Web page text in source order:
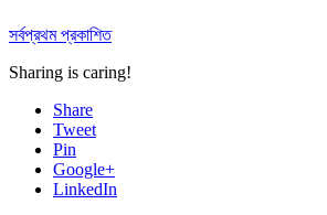
সর্বপ্রথম প্রকাশিত
Sharing is caring!
Share
Tweet
Pin
Google+
LinkedIn